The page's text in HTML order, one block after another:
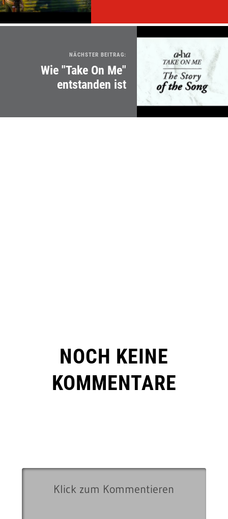
NÄCHSTER BEITRAG:
Wie "Take On Me"
entstanden ist
NOCH KEINE
KOMMENTARE